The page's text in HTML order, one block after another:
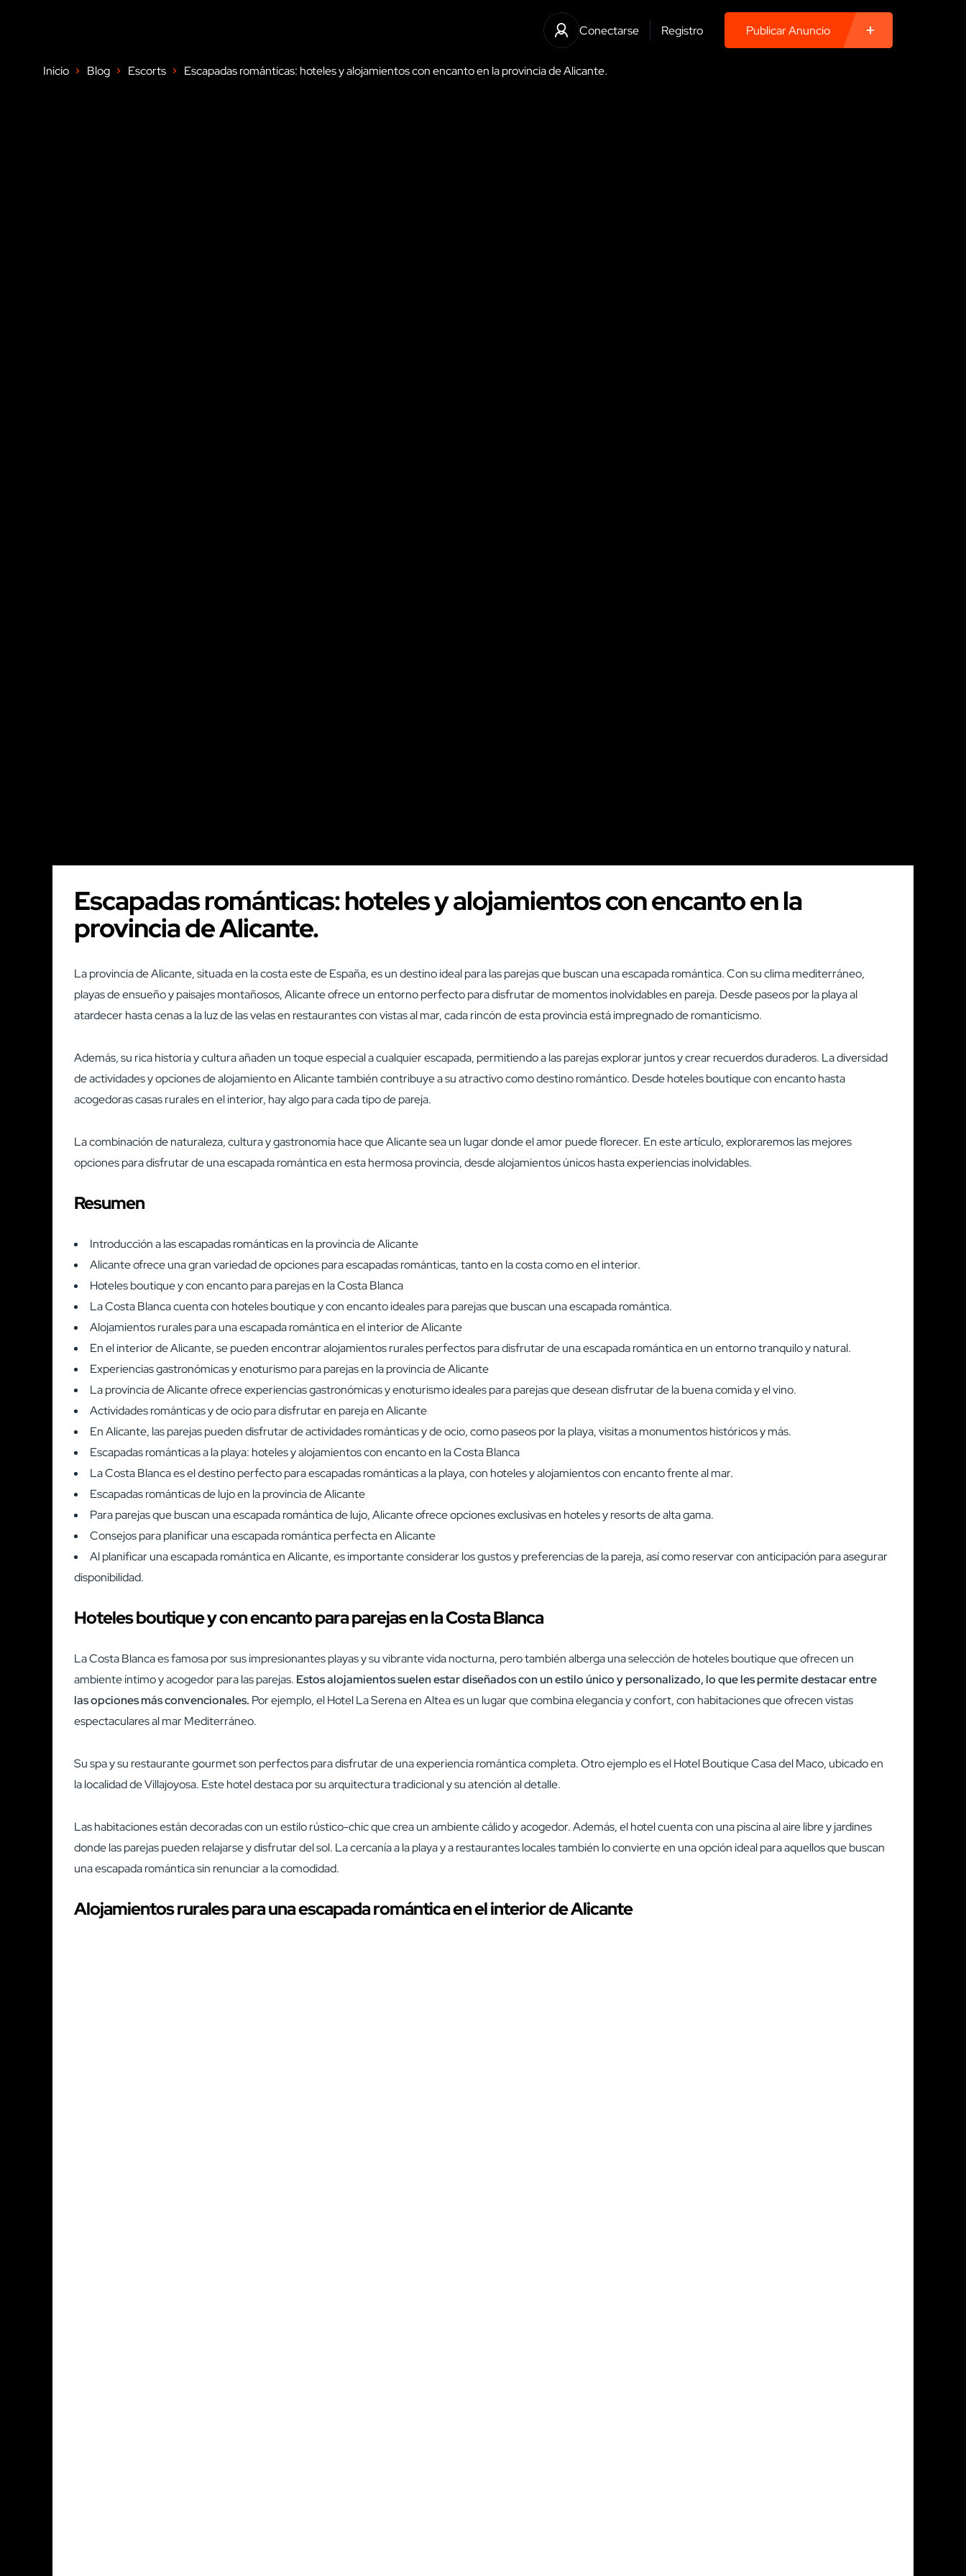
Conectarse Registro Publicar Anuncio
Inicio Blog Escorts Escapadas románticas: hoteles y alojamientos con encanto en la provincia de Alicante.
Escapadas románticas: hoteles y alojamientos con encanto en la
provincia de Alicante.
La provincia de Alicante, situada en la costa este de España, es un destino ideal para las parejas que buscan una escapada romántica. Con su clima mediterráneo,
playas de ensueño y paisajes montañosos, Alicante ofrece un entorno perfecto para disfrutar de momentos inolvidables en pareja. Desde paseos por la playa al
atardecer hasta cenas a la luz de las velas en restaurantes con vistas al mar, cada rincón de esta provincia está impregnado de romanticismo.
Además, su rica historia y cultura añaden un toque especial a cualquier escapada, permitiendo a las parejas explorar juntos y crear recuerdos duraderos. La diversidad
de actividades y opciones de alojamiento en Alicante también contribuye a su atractivo como destino romántico. Desde hoteles boutique con encanto hasta
acogedoras casas rurales en el interior, hay algo para cada tipo de pareja.
La combinación de naturaleza, cultura y gastronomía hace que Alicante sea un lugar donde el amor puede florecer. En este artículo, exploraremos las mejores
opciones para disfrutar de una escapada romántica en esta hermosa provincia, desde alojamientos únicos hasta experiencias inolvidables.
Resumen
Introducción a las escapadas románticas en la provincia de Alicante
Alicante ofrece una gran variedad de opciones para escapadas románticas, tanto en la costa como en el interior.
Hoteles boutique y con encanto para parejas en la Costa Blanca
La Costa Blanca cuenta con hoteles boutique y con encanto ideales para parejas que buscan una escapada romántica.
Alojamientos rurales para una escapada romántica en el interior de Alicante
En el interior de Alicante, se pueden encontrar alojamientos rurales perfectos para disfrutar de una escapada romántica en un entorno tranquilo y natural.
Experiencias gastronómicas y enoturismo para parejas en la provincia de Alicante
La provincia de Alicante ofrece experiencias gastronómicas y enoturismo ideales para parejas que desean disfrutar de la buena comida y el vino.
Actividades románticas y de ocio para disfrutar en pareja en Alicante
En Alicante, las parejas pueden disfrutar de actividades románticas y de ocio, como paseos por la playa, visitas a monumentos históricos y más.
Escapadas románticas a la playa: hoteles y alojamientos con encanto en la Costa Blanca
La Costa Blanca es el destino perfecto para escapadas románticas a la playa, con hoteles y alojamientos con encanto frente al mar.
Escapadas románticas de lujo en la provincia de Alicante
Para parejas que buscan una escapada romántica de lujo, Alicante ofrece opciones exclusivas en hoteles y resorts de alta gama.
Consejos para planificar una escapada romántica perfecta en Alicante
Al planificar una escapada romántica en Alicante, es importante considerar los gustos y preferencias de la pareja, así como reservar con anticipación para asegurar
disponibilidad.
Hoteles boutique y con encanto para parejas en la Costa Blanca
La Costa Blanca es famosa por sus impresionantes playas y su vibrante vida nocturna, pero también alberga una selección de hoteles boutique que ofrecen un
ambiente íntimo y acogedor para las parejas. Estos alojamientos suelen estar diseñados con un estilo único y personalizado, lo que les permite destacar entre
las opciones más convencionales. Por ejemplo, el Hotel La Serena en Altea es un lugar que combina elegancia y confort, con habitaciones que ofrecen vistas
espectaculares al mar Mediterráneo.
Su spa y su restaurante gourmet son perfectos para disfrutar de una experiencia romántica completa. Otro ejemplo es el Hotel Boutique Casa del Maco, ubicado en
la localidad de Villajoyosa. Este hotel destaca por su arquitectura tradicional y su atención al detalle.
Las habitaciones están decoradas con un estilo rústico-chic que crea un ambiente cálido y acogedor. Además, el hotel cuenta con una piscina al aire libre y jardines
donde las parejas pueden relajarse y disfrutar del sol. La cercanía a la playa y a restaurantes locales también lo convierte en una opción ideal para aquellos que buscan
una escapada romántica sin renunciar a la comodidad.
Alojamientos rurales para una escapada romántica en el interior de Alicante